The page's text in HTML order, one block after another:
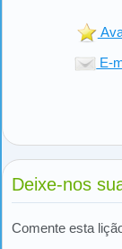
E-
Deixe-nos
Comente esta